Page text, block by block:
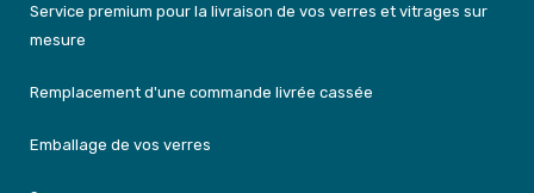
Service premium pour la livraison de vos verres et vitrages sur
mesure
Remplacement d'une commande livrée cassée
Emballage de vos verres